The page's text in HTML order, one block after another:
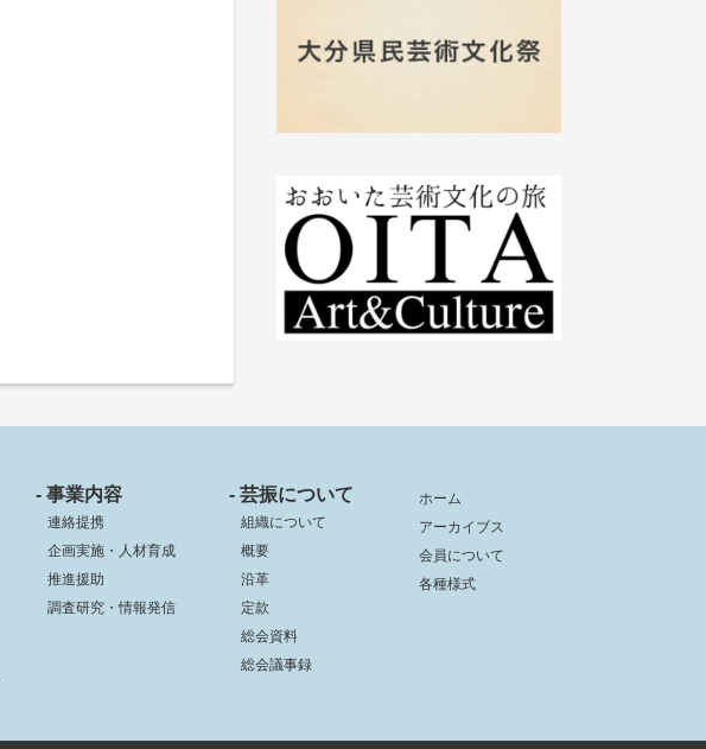
- 事業内容
連絡提携
企画実施・人材育成
推進援助
調査研究・情報発信
- 芸振について
組織について
概要
沿革
定款
総会資料
総会議事録
ホーム
アーカイブス
会員について
各種様式